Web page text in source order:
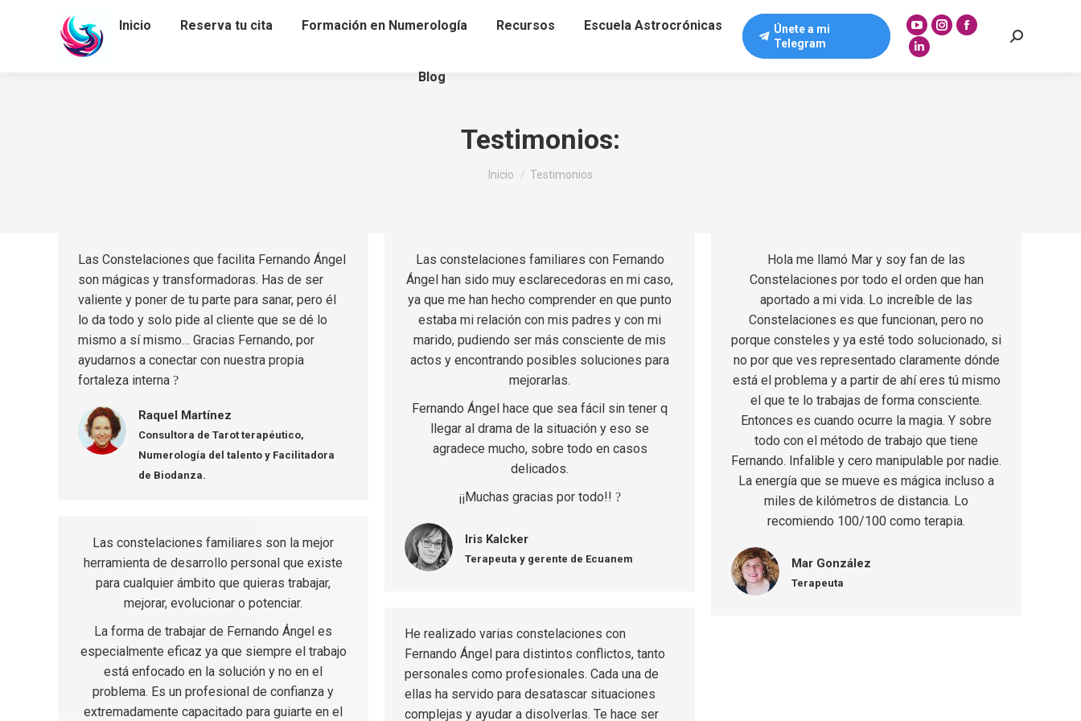
Inicio Reserva tu cita Formación en Numerología Recursos Escuela Astrocrónicas
Blog
Únete a mi
Telegram
YouTube
page
InstagramFacebook
Linkedin
Buscar:
Testimonios:
Estás aquí:
Inicio Testimonios
Las Constelaciones que facilita Fernando Ángel
son mágicas y transformadoras. Has de ser
valiente y poner de tu parte para sanar, pero él
lo da todo y solo pide al cliente que se dé lo
mismo a sí mismo… Gracias Fernando, por
ayudarnos a conectar con nuestra propia
fortaleza interna ?
Raquel Martínez
Consultora de Tarot terapéutico,
Numerología del talento y Facilitadora
de Biodanza.
Las constelaciones familiares con Fernando
Ángel han sido muy esclarecedoras en mi caso,
ya que me han hecho comprender en que punto
estaba mi relación con mis padres y con mi
marido, pudiendo ser más consciente de mis
actos y encontrando posibles soluciones para
mejorarlas.
Fernando Ángel hace que sea fácil sin tener q
llegar al drama de la situación y eso se
agradece mucho, sobre todo en casos
delicados.
¡¡Muchas gracias por todo!! ?
Iris Kalcker
Terapeuta y gerente de Ecuanem
Hola me llamó Mar y soy fan de las
Constelaciones por todo el orden que han
aportado a mi vida. Lo increíble de las
Constelaciones es que funcionan, pero no
porque consteles y ya esté todo solucionado, si
no por que ves representado claramente dónde
está el problema y a partir de ahí eres tú mismo
el que te lo trabajas de forma consciente.
Entonces es cuando ocurre la magia. Y sobre
todo con el método de trabajo que tiene
Fernando. Infalible y cero manipulable por nadie.
La energía que se mueve es mágica incluso a
miles de kilómetros de distancia. Lo
recomiendo 100/100 como terapia.
Mar González
Terapeuta
Las constelaciones familiares son la mejor
herramienta de desarrollo personal que existe
para cualquier ámbito que quieras trabajar,
mejorar, evolucionar o potenciar.
La forma de trabajar de Fernando Ángel es
especialmente eficaz ya que siempre el trabajo
está enfocado en la solución y no en el
problema. Es un profesional de confianza y
extremadamente capacitado para guiarte en el
He realizado varias constelaciones con
Fernando Ángel para distintos conflictos, tanto
personales como profesionales. Cada una de
ellas ha servido para desatascar situaciones
complejas y ayudar a disolverlas. Te hace ser